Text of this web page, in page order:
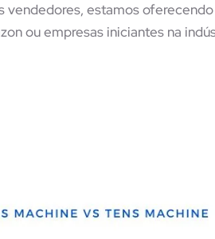
vendedores, estamos oferecendo
ou empresas iniciantes na